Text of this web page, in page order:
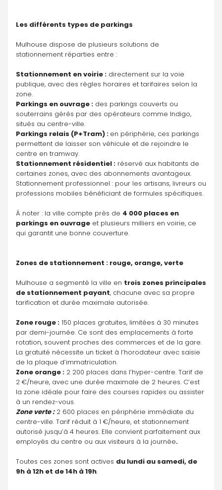
Les différents types de parkings
Mulhouse dispose de plusieurs solutions de
stationnement réparties entre :
Stationnement en voirie : directement sur la voie
publique, avec des règles horaires et tarifaires selon la
zone.
Parkings en ouvrage : des parkings couverts ou
souterrains gérés par des opérateurs comme Indigo,
situés au centre-ville.
Parkings relais (P+Tram) : en périphérie, ces parkings
permettent de laisser son véhicule et de rejoindre le
centre en tramway.
Stationnement résidentiel : réservé aux habitants de
certaines zones, avec des abonnements avantageux.
Stationnement professionnel : pour les artisans, livreurs ou
professions mobiles bénéficiant de formules spécifiques.
À noter : la ville compte près de 4 000 places en
parkings en ouvrage et plusieurs milliers en voirie, ce
qui garantit une bonne couverture.
Zones de stationnement : rouge, orange, verte
Mulhouse a segmenté la ville en trois zones principales
de stationnement payant, chacune avec sa propre
tarification et durée maximale autorisée.
Zone rouge : 150 places gratuites, limitées à 30 minutes
par demi-journée. Ce sont des emplacements à forte
rotation, souvent proches des commerces et de la gare.
La gratuité nécessite un ticket à l’horodateur avec saisie
de la plaque d’immatriculation.
Zone orange : 2 200 places dans l’hyper-centre. Tarif de
2 €/heure, avec une durée maximale de 2 heures. C’est
la zone idéale pour faire des courses rapides ou assister
à un rendez-vous.
Zone verte : 2 600 places en périphérie immédiate du
centre-ville. Tarif réduit à 1 €/heure, et stationnement
autorisé jusqu’à 4 heures. Elle convient parfaitement aux
employés du centre ou aux visiteurs à la journée.
Toutes ces zones sont actives du lundi au samedi, de
9h à 12h et de 14h à 19h.